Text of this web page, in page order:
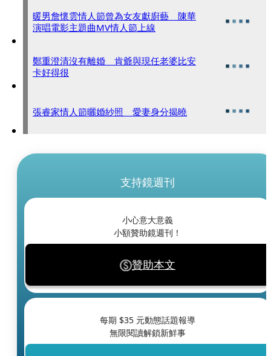
暖男詹懷雲情人節曾為女友獻廚藝 陳華
演唱電影主題曲MV情人節上線
鄭重澄清沒有離婚 肯爺與現任老婆比安
卡好得很
張睿家情人節曬婚紗照 愛妻身分揭曉
支持鏡週刊
小心意大意義
小額贊助鏡週刊！
贊助本文
每期 $35 元動態話題報導
無限閱讀解鎖新鮮事